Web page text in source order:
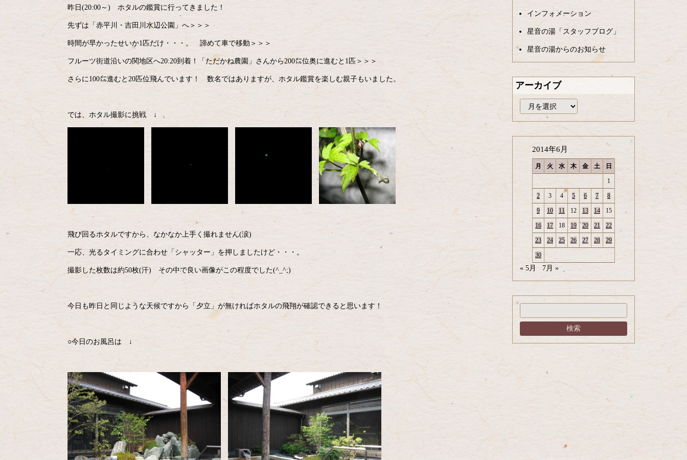
インフォメーション
星音の湯「スタッフブログ」
星音の湯からのお知らせ
アーカイブ
ー
カ
イ
2014年6月
月 火 水 木 金 土 日
1
2 3 4 5 6 7 8
9 10 11 12 13 14 15
16 17 18 19 20 21 22
23 24 25 26 27 28 29
30
« 5月 7月 »
昨日(20:00～) ホタルの鑑賞に行ってきました！
先ずは「赤平川・吉田川水辺公園」へ＞＞＞
時間が早かったせいか1匹だけ・・・。 諦めて車で移動＞＞＞
フルーツ街道沿いの関地区へ20:20到着！「ただかね農園」さんから200㍍位奥に進むと1匹＞＞＞
さらに100㍍進むと20匹位飛んでいます！ 数名ではありますが、ホタル鑑賞を楽しむ親子もいました。
では、ホタル撮影に挑戦 ↓
飛び回るホタルですから、なかなか上手く撮れません(涙)
一応、光るタイミングに合わせ「シャッター」を押しましたけど・・・。
撮影した枚数は約50枚(汗) その中で良い画像がこの程度でした(^_^;)
今日も昨日と同じような天候ですから「夕立」が無ければホタルの飛翔が確認できると思います！
○今日のお風呂は ↓